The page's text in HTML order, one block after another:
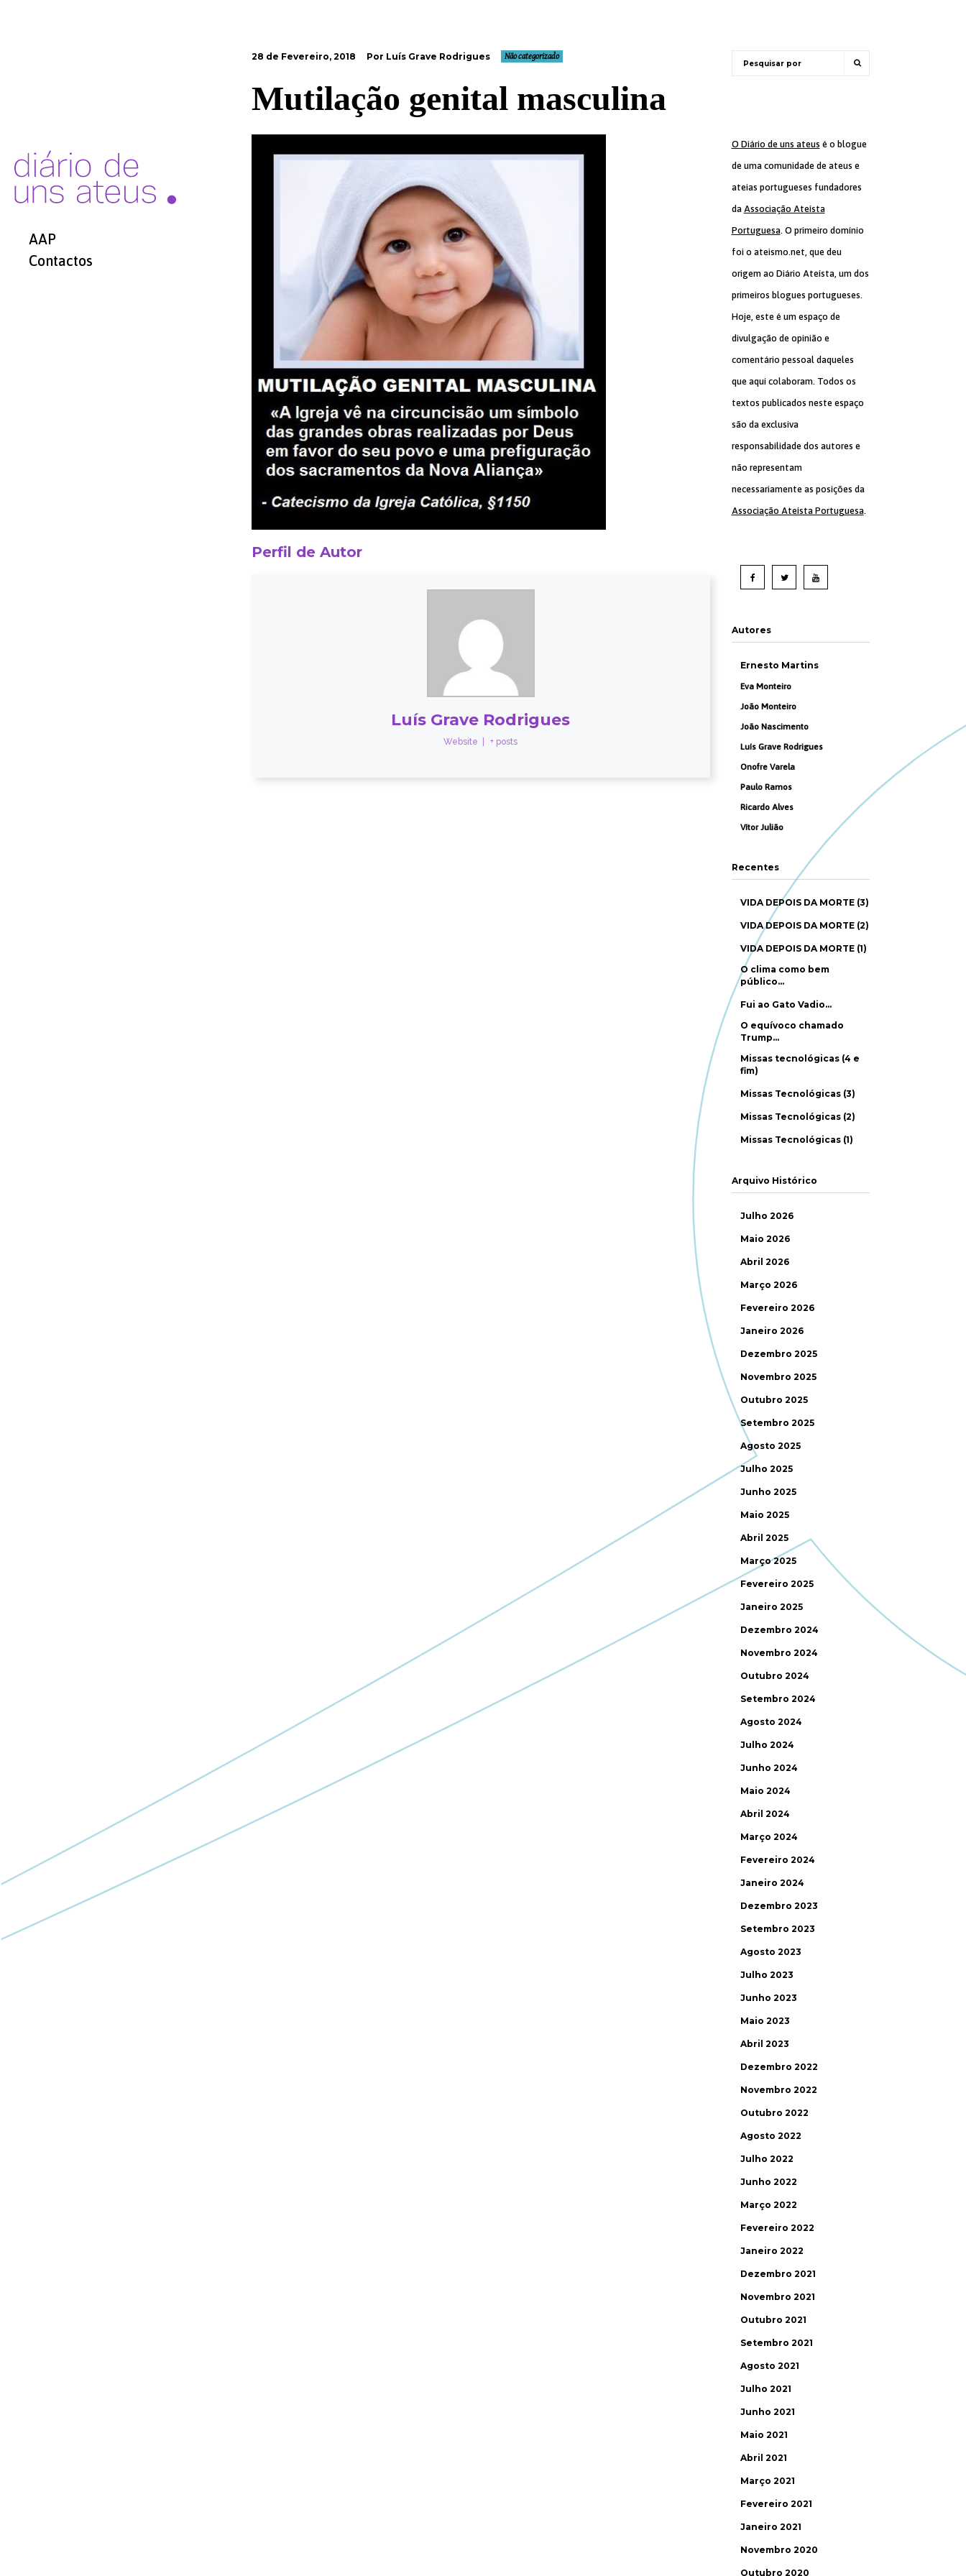
AAP
Contactos
28 de Fevereiro, 2018 Por Luís Grave Rodrigues Não categorizado
Mutilação genital masculina
Perfil de Autor
Luís Grave Rodrigues
Website + posts
O Diário de uns ateus é o blogue
de uma comunidade de ateus e
ateias portugueses fundadores
da Associação Ateísta
Portuguesa. O primeiro domínio
foi o ateismo.net, que deu
origem ao Diário Ateísta, um dos
primeiros blogues portugueses.
Hoje, este é um espaço de
divulgação de opinião e
comentário pessoal daqueles
que aqui colaboram. Todos os
textos publicados neste espaço
são da exclusiva
responsabilidade dos autores e
não representam
necessariamente as posições da
Associação Ateísta Portuguesa.
Autores
Ernesto Martins
Eva Monteiro
João Monteiro
João Nascimento
Luís Grave Rodrigues
Onofre Varela
Paulo Ramos
Ricardo Alves
Vítor Julião
Recentes
VIDA DEPOIS DA MORTE (3)
VIDA DEPOIS DA MORTE (2)
VIDA DEPOIS DA MORTE (1)
O clima como bem
público…
Fui ao Gato Vadio…
O equívoco chamado
Trump…
Missas tecnológicas (4 e
fim)
Missas Tecnológicas (3)
Missas Tecnológicas (2)
Missas Tecnológicas (1)
Arquivo Histórico
Julho 2026
Maio 2026
Abril 2026
Março 2026
Fevereiro 2026
Janeiro 2026
Dezembro 2025
Novembro 2025
Outubro 2025
Setembro 2025
Agosto 2025
Julho 2025
Junho 2025
Maio 2025
Abril 2025
Março 2025
Fevereiro 2025
Janeiro 2025
Dezembro 2024
Novembro 2024
Outubro 2024
Setembro 2024
Agosto 2024
Julho 2024
Junho 2024
Maio 2024
Abril 2024
Março 2024
Fevereiro 2024
Janeiro 2024
Dezembro 2023
Setembro 2023
Agosto 2023
Julho 2023
Junho 2023
Maio 2023
Abril 2023
Dezembro 2022
Novembro 2022
Outubro 2022
Agosto 2022
Julho 2022
Junho 2022
Março 2022
Fevereiro 2022
Janeiro 2022
Dezembro 2021
Novembro 2021
Outubro 2021
Setembro 2021
Agosto 2021
Julho 2021
Junho 2021
Maio 2021
Abril 2021
Março 2021
Fevereiro 2021
Janeiro 2021
Novembro 2020
Outubro 2020